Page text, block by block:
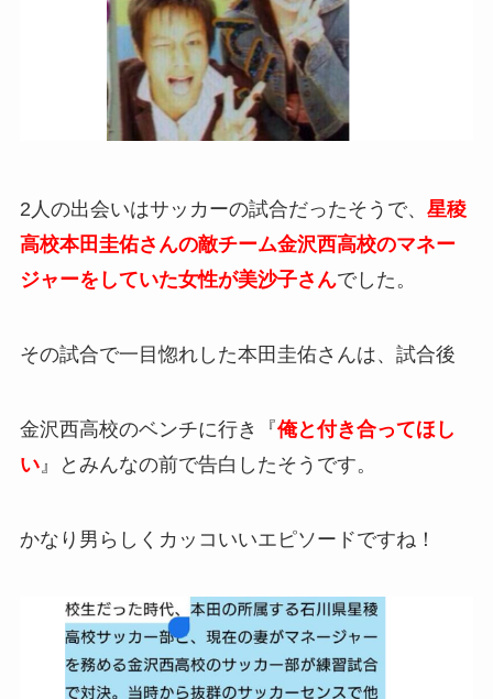
2人の出会いはサッカーの試合だったそうで、 星稜
高校本田圭佑さんの敵チーム金沢西高校のマネー
ジャーをしていた女性が美沙子さんでした。
その試合で一目惚れした本田圭佑さんは、試合後
金沢西高校のベンチに行き『俺と付き合ってほし
い』とみんなの前で告白したそうです。
かなり男らしくカッコいいエピソードですね！